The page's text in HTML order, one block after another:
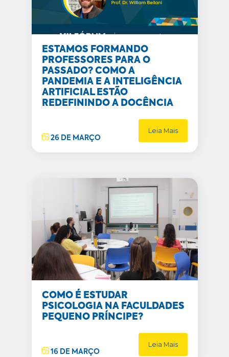
ESTAMOS FORMANDO
PROFESSORES PARA O
PASSADO? COMO A
PANDEMIA E A INTELIGÊNCIA
ARTIFICIAL ESTÃO
REDEFININDO A DOCÊNCIA
26 DE MARÇO
Leia Mais
COMO É ESTUDAR
PSICOLOGIA NA FACULDADES
PEQUENO PRÍNCIPE?
16 DE MARÇO
Leia Mais